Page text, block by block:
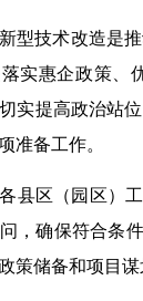
型技术改造是
实惠企政策、
实提高政治站
准备工作。
县区（园区）
，确保符合条
策储备和项目